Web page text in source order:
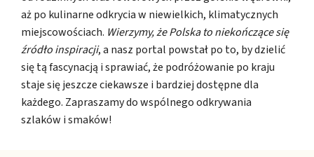
aż po kulinarne odkrycia w niewielkich, klimatycznych
miejscowościach. Wierzymy, że Polska to niekończące się
źródło inspiracji, a nasz portal powstał po to, by dzielić
się tą fascynacją i sprawiać, że podróżowanie po kraju
staje się jeszcze ciekawsze i bardziej dostępne dla
każdego. Zapraszamy do wspólnego odkrywania
szlaków i smaków!